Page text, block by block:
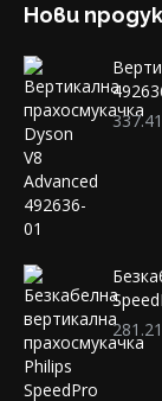
Нови
337.41
281.21